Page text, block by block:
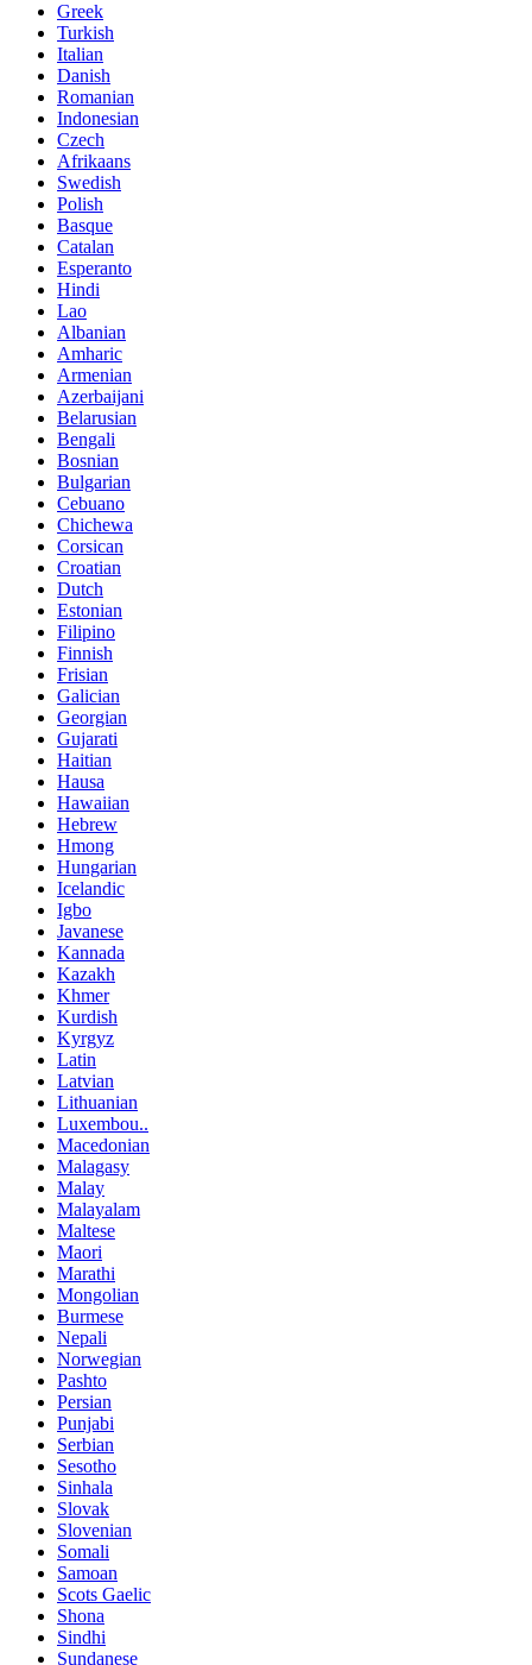
Greek
Turkish
Italian
Danish
Romanian
Indonesian
Czech
Afrikaans
Swedish
Polish
Basque
Catalan
Esperanto
Hindi
Lao
Albanian
Amharic
Armenian
Azerbaijani
Belarusian
Bengali
Bosnian
Bulgarian
Cebuano
Chichewa
Corsican
Croatian
Dutch
Estonian
Filipino
Finnish
Frisian
Galician
Georgian
Gujarati
Haitian
Hausa
Hawaiian
Hebrew
Hmong
Hungarian
Icelandic
Igbo
Javanese
Kannada
Kazakh
Khmer
Kurdish
Kyrgyz
Latin
Latvian
Lithuanian
Luxembou..
Macedonian
Malagasy
Malay
Malayalam
Maltese
Maori
Marathi
Mongolian
Burmese
Nepali
Norwegian
Pashto
Persian
Punjabi
Serbian
Sesotho
Sinhala
Slovak
Slovenian
Somali
Samoan
Scots Gaelic
Shona
Sindhi
Sundanese